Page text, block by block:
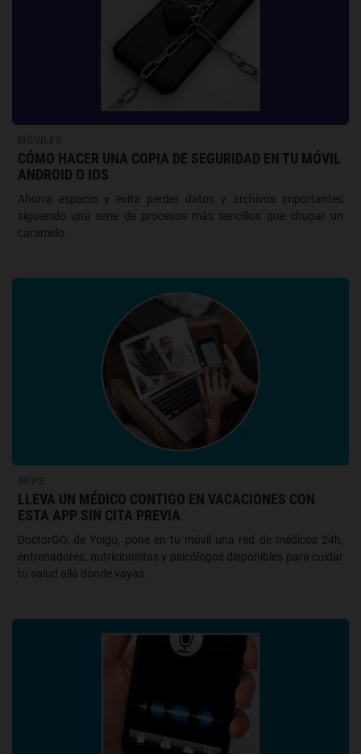
CÓMO HACER UNA COPIA DE SEGURIDAD EN TU MÓVIL
ANDROID O IOS
Ahorra espacio y evita perder datos y archivos importantes
siguiendo una serie de procesos más sencillos que chupar un
caramelo.
LLEVA UN MÉDICO CONTIGO EN VACACIONES CON
ESTA APP SIN CITA PREVIA
DoctorGO, de Yoigo, pone en tu móvil una red de médicos 24h,
entrenadores, nutricionistas y psicólogos disponibles para cuidar
tu salud allá donde vayas.